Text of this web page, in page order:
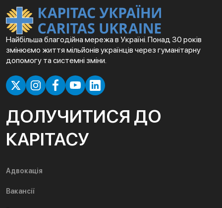
Найбільша благодійна мережа в Україні. Понад 30 років
змінюємо життя мільйонів українців через гуманітарну
допомогу та системні зміни.
ДОЛУЧИТИСЯ ДО
КАРІТАСУ
Адвокація
Вакансії